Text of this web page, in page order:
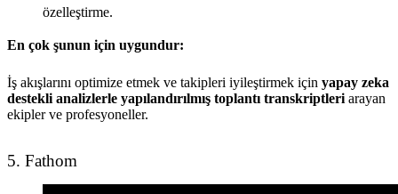
özelleştirme.
En çok şunun için uygundur:
İş akışlarını optimize etmek ve takipleri iyileştirmek için yapay zeka
destekli analizlerle yapılandırılmış toplantı transkriptleri arayan
ekipler ve profesyoneller.
5. Fathom